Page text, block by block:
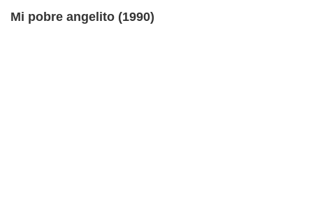
Mi pobre angelito (1990)